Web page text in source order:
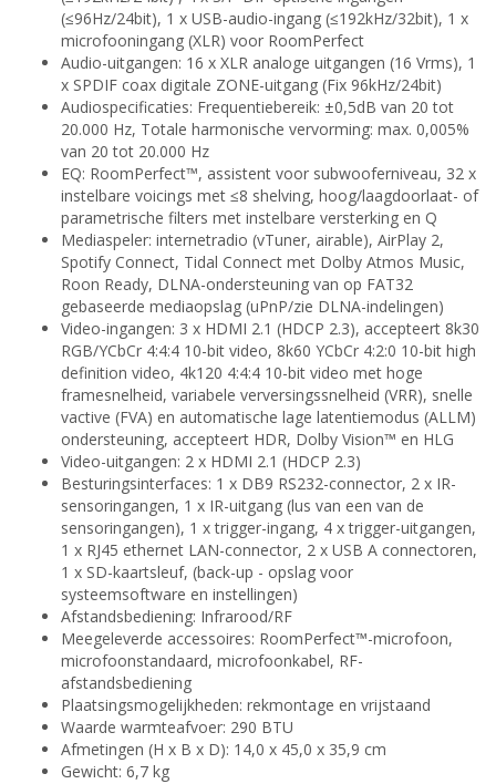
(≤96Hz/24bit), 1 x USB-audio-ingang (≤192kHz/32bit), 1 x
microfooningang (XLR) voor RoomPerfect
Audio-uitgangen: 16 x XLR analoge uitgangen (16 Vrms), 1
x SPDIF coax digitale ZONE-uitgang (Fix 96kHz/24bit)
Audiospecificaties: Frequentiebereik: ±0,5dB van 20 tot
20.000 Hz, Totale harmonische vervorming: max. 0,005%
van 20 tot 20.000 Hz
EQ: RoomPerfect™, assistent voor subwooferniveau, 32 x
instelbare voicings met ≤8 shelving, hoog/laagdoorlaat- of
parametrische filters met instelbare versterking en Q
Mediaspeler: internetradio (vTuner, airable), AirPlay 2,
Spotify Connect, Tidal Connect met Dolby Atmos Music,
Roon Ready, DLNA-ondersteuning van op FAT32
gebaseerde mediaopslag (uPnP/zie DLNA-indelingen)
Video-ingangen: 3 x HDMI 2.1 (HDCP 2.3), accepteert 8k30
RGB/YCbCr 4:4:4 10-bit video, 8k60 YCbCr 4:2:0 10-bit high
definition video, 4k120 4:4:4 10-bit video met hoge
framesnelheid, variabele verversingssnelheid (VRR), snelle
vactive (FVA) en automatische lage latentiemodus (ALLM)
ondersteuning, accepteert HDR, Dolby Vision™ en HLG
Video-uitgangen: 2 x HDMI 2.1 (HDCP 2.3)
Besturingsinterfaces: 1 x DB9 RS232-connector, 2 x IR-
sensoringangen, 1 x IR-uitgang (lus van een van de
sensoringangen), 1 x trigger-ingang, 4 x trigger-uitgangen,
1 x RJ45 ethernet LAN-connector, 2 x USB A connectoren,
1 x SD-kaartsleuf, (back-up - opslag voor
systeemsoftware en instellingen)
Afstandsbediening: Infrarood/RF
Meegeleverde accessoires: RoomPerfect™-microfoon,
microfoonstandaard, microfoonkabel, RF-
afstandsbediening
Plaatsingsmogelijkheden: rekmontage en vrijstaand
Waarde warmteafvoer: 290 BTU
Afmetingen (H x B x D): 14,0 x 45,0 x 35,9 cm
Gewicht: 6,7 kg